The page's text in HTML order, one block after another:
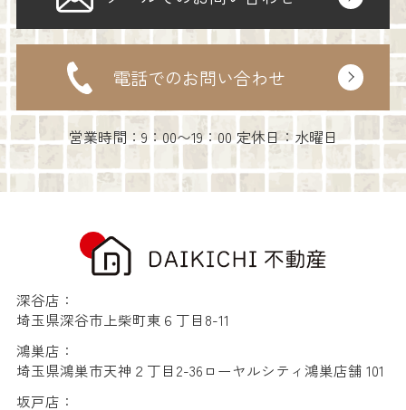
電話でのお問い合わせ
営業時間：9：00〜19：00 定休日：水曜日
深谷店：
埼玉県深谷市上柴町東６丁目8-11
鴻巣店：
埼玉県鴻巣市天神２丁目2-36ローヤルシティ鴻巣店舗 101
坂戸店：